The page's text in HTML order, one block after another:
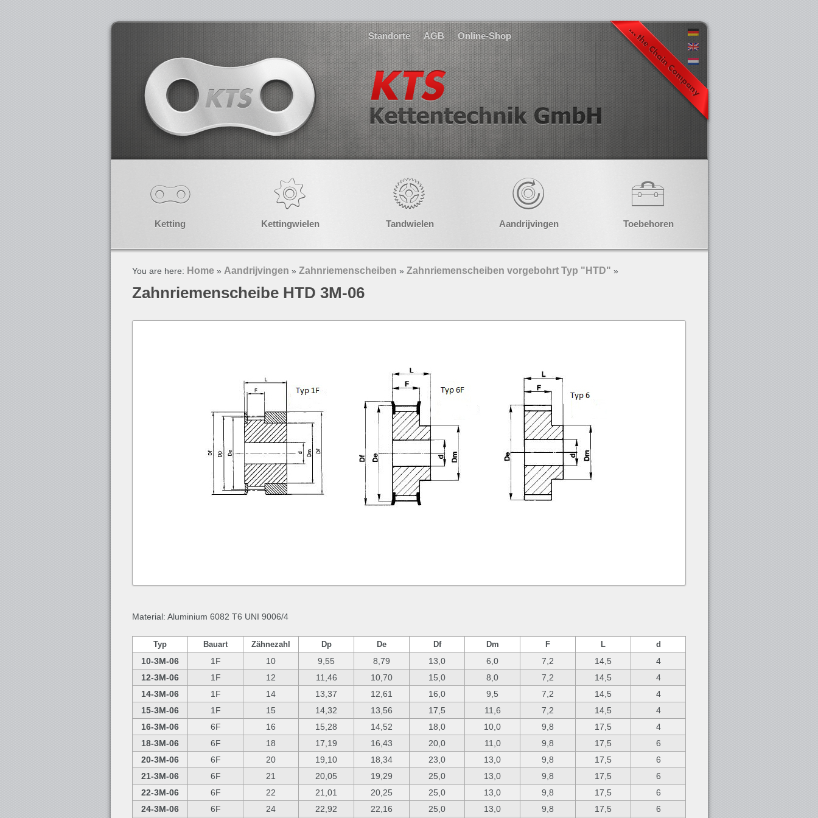
Standorte AGB Online-Shop
Ketting Kettingwielen Tandwielen Aandrijvingen Toebehoren
You are here: Home » Aandrijvingen » Zahnriemenscheiben » Zahnriemenscheiben vorgebohrt Typ "HTD" »
Zahnriemenscheibe HTD 3M-06
Material: Aluminium 6082 T6 UNI 9006/4
Typ Bauart Zähnezahl Dp De Df Dm F L d
10-3M-06 1F 10 9,55 8,79 13,0 6,0 7,2 14,5
4
12-3M-06
1F 12 11,46 10,70 15,0 8,0 7,2 14,5
4
14-3M-06
1F 14 13,37 12,61 16,0 9,5 7,2 14,5
4
15-3M-06
1F 15 14,32 13,56 17,5 11,6 7,2 14,5
4
16-3M-06
6F 16 15,28 14,52 18,0 10,0 9,8 17,5
4
18-3M-06
6F 18 17,19 16,43 20,0 11,0 9,8 17,5
6
20-3M-06
6F 20 19,10 18,34 23,0 13,0 9,8 17,5
6
21-3M-06
6F 21 20,05 19,29 25,0 13,0 9,8 17,5
6
22-3M-06
6F 22 21,01 20,25 25,0 13,0 9,8 17,5
6
24-3M-06
6F 24 22,92 22,16 25,0 13,0 9,8 17,5 6